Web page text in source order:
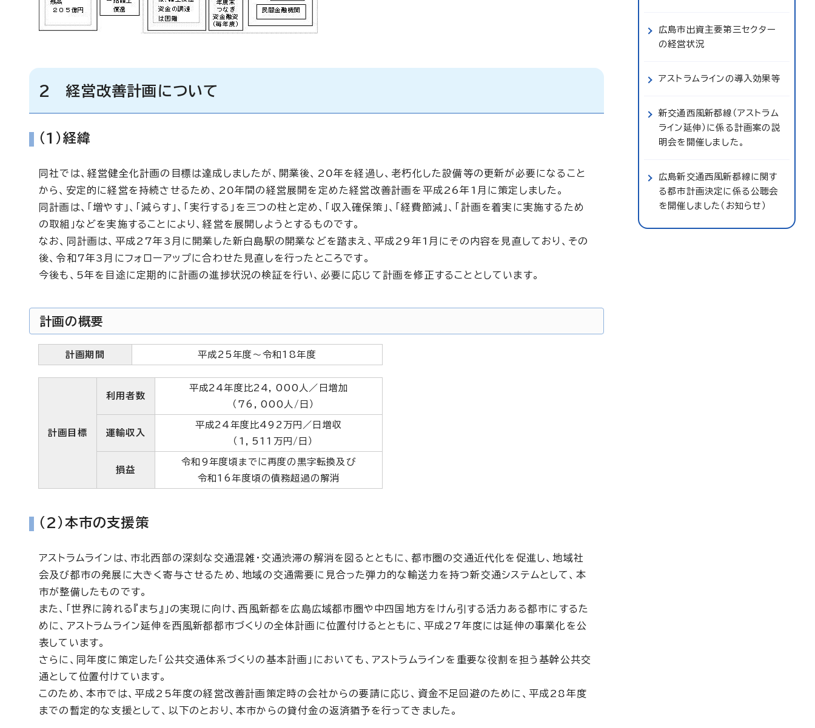
2 経営改善計画について
（1）経緯
同社では、経営健全化計画の目標は達成しましたが、開業後、20年を経過し、老朽化した設備等の更新が必要になること
から、安定的に経営を持続させるため、20年間の経営展開を定めた経営改善計画を平成26年1月に策定しました。
同計画は、「増やす」、「減らす」、「実行する」を三つの柱と定め、「収入確保策」、「経費節減」、「計画を着実に実施するため
の取組」などを実施することにより、経営を展開しようとするものです。
なお、同計画は、平成27年3月に開業した新白島駅の開業などを踏まえ、平成29年1月にその内容を見直しており、その
後、令和7年3月にフォローアップに合わせた見直しを行ったところです。
今後も、5年を目途に定期的に計画の進捗状況の検証を行い、必要に応じて計画を修正することとしています。
計画の概要
計画期間 平成25年度～令和18年度
計画目標
利用者数
平成24年度比24，000人／日増加
（76，000人/日）
運輸収入
平成24年度比492万円／日増収
（1，511万円/日）
損益
令和9年度頃までに再度の黒字転換及び
令和16年度頃の債務超過の解消
（2）本市の支援策
アストラムラインは、市北西部の深刻な交通混雑・交通渋滞の解消を図るとともに、都市圏の交通近代化を促進し、地域社
会及び都市の発展に大きく寄与させるため、地域の交通需要に見合った弾力的な輸送力を持つ新交通システムとして、本
市が整備したものです。
また、「世界に誇れる『まち』」の実現に向け、西風新都を広島広域都市圏や中四国地方をけん引する活力ある都市にするた
めに、アストラムライン延伸を西風新都都市づくりの全体計画に位置付けるとともに、平成27年度には延伸の事業化を公
表しています。
さらに、同年度に策定した「公共交通体系づくりの基本計画」においても、アストラムラインを重要な役割を担う基幹公共交
通として位置付けています。
このため、本市では、平成25年度の経営改善計画策定時の会社からの要請に応じ、資金不足回避のために、平成28年度
までの暫定的な支援として、以下のとおり、本市からの貸付金の返済猶予を行ってきました。
広島市出資主要第三セクター
の経営状況
アストラムラインの導入効果等
新交通西風新都線（アストラム
ライン延伸）に係る計画案の説
明会を開催しました。
広島新交通西風新都線に関す
る都市計画決定に係る公聴会
を開催しました（お知らせ）